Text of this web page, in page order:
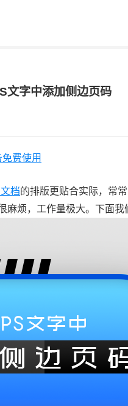
文字中添加侧边页码
免费使用
档的排版更贴合实际，常
麻烦，工作量极大。下面